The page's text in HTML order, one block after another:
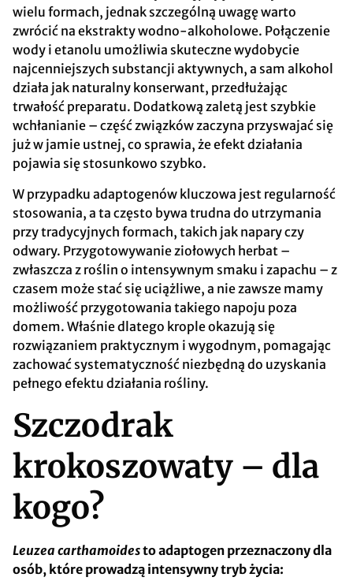
wielu formach, jednak szczególną uwagę warto
zwrócić na ekstrakty wodno-alkoholowe. Połączenie
wody i etanolu umożliwia skuteczne wydobycie
najcenniejszych substancji aktywnych, a sam alkohol
działa jak naturalny konserwant, przedłużając
trwałość preparatu. Dodatkową zaletą jest szybkie
wchłanianie – część związków zaczyna przyswajać się
już w jamie ustnej, co sprawia, że efekt działania
pojawia się stosunkowo szybko.
W przypadku adaptogenów kluczowa jest regularność
stosowania, a ta często bywa trudna do utrzymania
przy tradycyjnych formach, takich jak napary czy
odwary. Przygotowywanie ziołowych herbat –
zwłaszcza z roślin o intensywnym smaku i zapachu – z
czasem może stać się uciążliwe, a nie zawsze mamy
możliwość przygotowania takiego napoju poza
domem. Właśnie dlatego krople okazują się
rozwiązaniem praktycznym i wygodnym, pomagając
zachować systematyczność niezbędną do uzyskania
pełnego efektu działania rośliny.
Szczodrak
krokoszowaty – dla
kogo?
Leuzea carthamoidesto adaptogen przeznaczony dla
osób, które prowadzą intensywny tryb życia: